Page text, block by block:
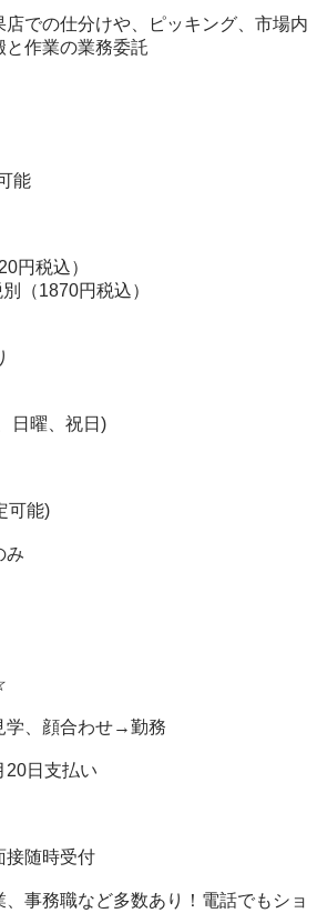
での仕分けや、ピッキング、市場内
作業の業務委託
能
円税込）
（1870円税込）
日曜、祝日)
可能)
み
、顔合わせ→勤務
20日支払い
接随時受付
、事務職など多数あり！電話でもショ